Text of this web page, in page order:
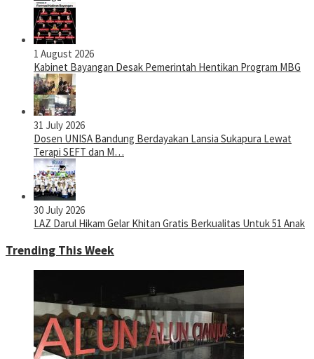
1 August 2026
Kabinet Bayangan Desak Pemerintah Hentikan Program MBG
31 July 2026
Dosen UNISA Bandung Berdayakan Lansia Sukapura Lewat
Terapi SEFT dan M…
30 July 2026
LAZ Darul Hikam Gelar Khitan Gratis Berkualitas Untuk 51 Anak
Trending This Week